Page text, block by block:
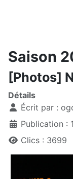
Saison
[Photos]
Détails
Écrit par :
Publication :
Clics : 3699